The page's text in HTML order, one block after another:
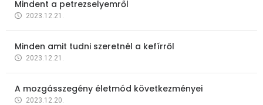
Mindent a petrezselyemről
2023.12.21.
Minden amit tudni szeretnél a kefírről
2023.12.21.
A mozgásszegény életmód következményei
2023.12.20.